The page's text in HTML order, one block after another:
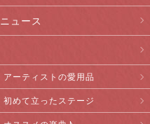
ニュース
アーティストの愛用品
初めて立ったステージ